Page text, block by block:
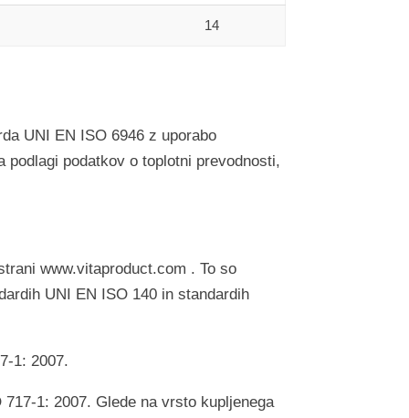
14
UNI EN ISO 6946 z uporabo
podatkov o toplotni prevodnosti,
www.vitaproduct.com . To so
UNI EN ISO 140 in standardih
1: 2007.
1: 2007. Glede na vrsto kupljenega